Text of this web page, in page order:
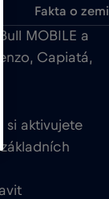
Fakta o zemi
MOBILE a
Capiatá,
si aktivujete